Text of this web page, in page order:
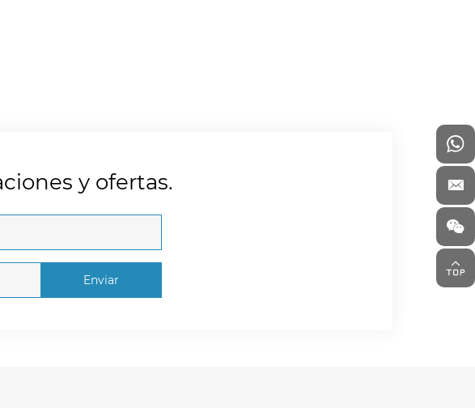
y ofertas.
Enviar